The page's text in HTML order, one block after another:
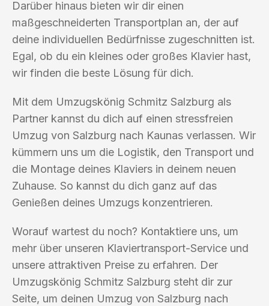
Darüber hinaus bieten wir dir einen
maßgeschneiderten Transportplan an, der auf
deine individuellen Bedürfnisse zugeschnitten ist.
Egal, ob du ein kleines oder großes Klavier hast,
wir finden die beste Lösung für dich.
Mit dem Umzugskönig Schmitz Salzburg als
Partner kannst du dich auf einen stressfreien
Umzug von Salzburg nach Kaunas verlassen. Wir
kümmern uns um die Logistik, den Transport und
die Montage deines Klaviers in deinem neuen
Zuhause. So kannst du dich ganz auf das
Genießen deines Umzugs konzentrieren.
Worauf wartest du noch? Kontaktiere uns, um
mehr über unseren Klaviertransport-Service und
unsere attraktiven Preise zu erfahren. Der
Umzugskönig Schmitz Salzburg steht dir zur
Seite, um deinen Umzug von Salzburg nach